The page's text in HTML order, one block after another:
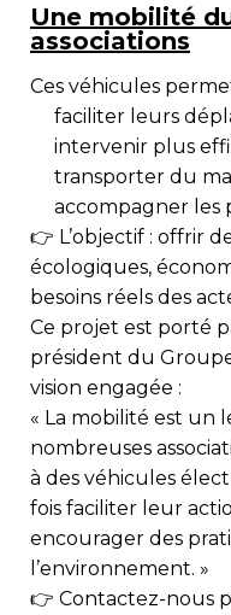
Une mobilité
associations
Ces véhicules
faciliter leurs
intervenir plus
transporter du
accompagner les
👉 L’objectif : offrir
écologiques,
besoins réels des
Ce projet est porté
président du
vision engagée :
« La mobilité est un
nombreuses
à des véhicules
fois faciliter leur
encourager des
l’environnement. »
👉 Contactez-nous